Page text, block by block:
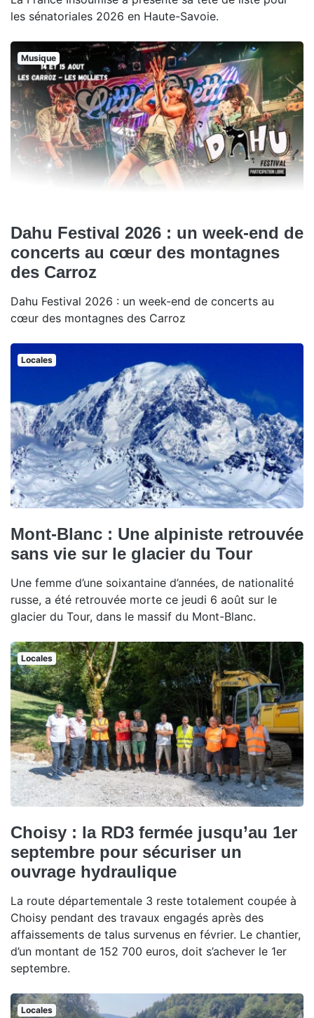
les sénatoriales 2026 en Haute-Savoie.
Musique
Dahu Festival 2026 : un week-end de
concerts au cœur des montagnes
des Carroz
Dahu Festival 2026 : un week-end de concerts au
cœur des montagnes des Carroz
Locales
Mont-Blanc : Une alpiniste retrouvée
sans vie sur le glacier du Tour
Une femme d’une soixantaine d’années, de nationalité
russe, a été retrouvée morte ce jeudi 6 août sur le
glacier du Tour, dans le massif du Mont-Blanc.
Locales
Choisy : la RD3 fermée jusqu’au 1er
septembre pour sécuriser un
ouvrage hydraulique
La route départementale 3 reste totalement coupée à
Choisy pendant des travaux engagés après des
affaissements de talus survenus en février. Le chantier,
d’un montant de 152 700 euros, doit s’achever le 1er
septembre.
Locales